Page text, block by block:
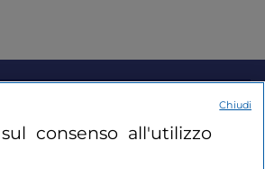
consenso all'utilizzo
Chiudi